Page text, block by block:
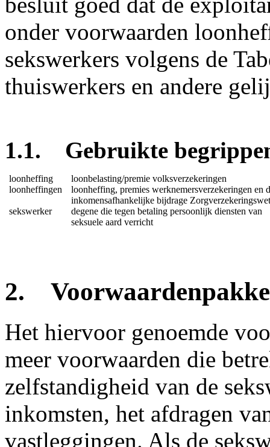
onder voorwaarden
sekswerkers volgens de
thuiswerkers en andere
1.1. Gebruikte
loonheffing
loonbelasting/premie volksverzekeringen
loonheffingen
loonheffing, premies werknemersverzekeringen en
inkomensafhankelijke bijdrage
sekswerker
degene die tegen betaling persoonlijk diensten van
seksuele aard verricht
2.
Het hiervoor genoemde
meer voorwaarden die
zelfstandigheid van de
inkomsten, het afdragen
vastleggingen. Als de